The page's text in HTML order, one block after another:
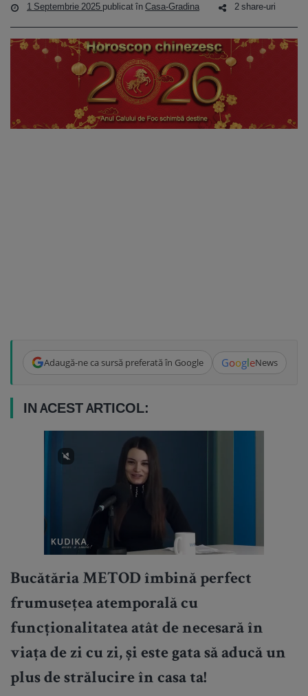
1 Septembrie 2025 publicat înCasa-Gradina 2 share-uri
Adaugă-ne ca sursă preferată în Google GoogleNews
IN ACEST ARTICOL:
Bucătăria METOD îmbină perfect
frumusețea atemporală cu
funcționalitatea atât de necesară în
viața de zi cu zi, și este gata să aducă un
plus de strălucire în casa ta!